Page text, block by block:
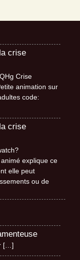
crise
Crise
animation sur
code:
crise
explique ce
elle peut
ou de
[…]